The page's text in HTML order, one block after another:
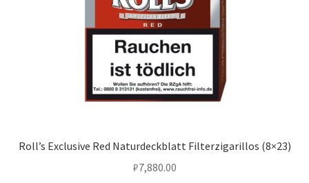
Roll’s Exclusive Red Naturdeckblatt Filterzigarillos (8×23)
₽7,880.00